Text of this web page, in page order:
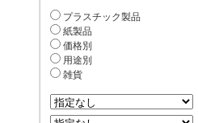
プラスチック製品
紙製品
価格別
用途別
雑貨